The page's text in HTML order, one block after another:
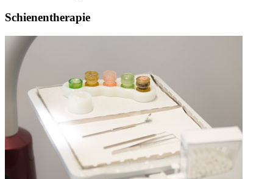
Schienentherapie